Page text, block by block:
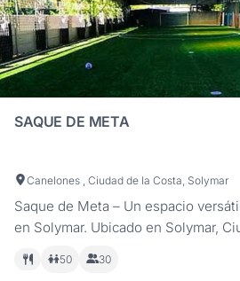
SAQUE DE META
Canelones , Ciudad de la Costa, Solymar
Saque de Meta – Un espacio
en Solymar. Ubicado en Solymar,
eventos, desde cumpleaños de
50 30